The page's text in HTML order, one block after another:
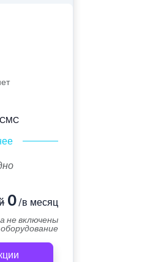
СМС
0/в месяц
не включены